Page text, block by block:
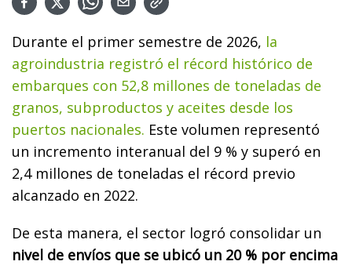
Durante el primer semestre de 2026, la
agroindustria registró el récord histórico de
embarques con 52,8 millones de toneladas de
granos, subproductos y aceites desde los
puertos nacionales. Este volumen representó
un incremento interanual del 9 % y superó en
2,4 millones de toneladas el récord previo
alcanzado en 2022.
De esta manera, el sector logró consolidar un
nivel de envíos que se ubicó un 20 % por encima